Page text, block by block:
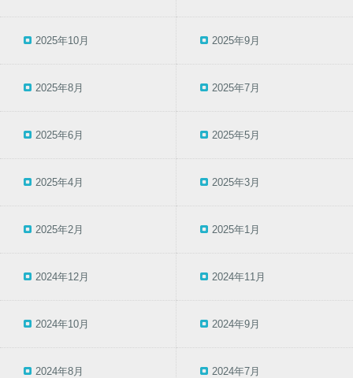
2025年10月 2025年9月
2025年8月 2025年7月
2025年6月 2025年5月
2025年4月 2025年3月
2025年2月 2025年1月
2024年12月 2024年11月
2024年10月 2024年9月
2024年8月 2024年7月